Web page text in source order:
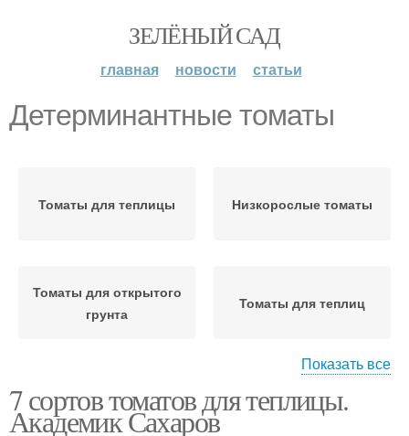
ЗЕЛЁНЫЙ САД
главная новости статьи
Детерминантные томаты
Томаты для теплицы Низкорослые томаты
Томаты для открытого
грунта
Томаты для теплиц
Томаты в украине Детерминантные сорта
Показать все
7 сортов томатов для теплицы.
Академик Сахаров